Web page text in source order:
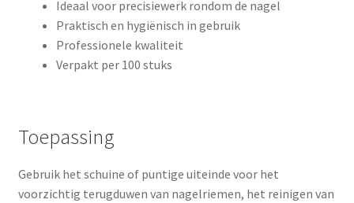
Ideaal voor precisiewerk rondom de nagel
Praktisch en hygiënisch in gebruik
Professionele kwaliteit
Verpakt per 100 stuks
Toepassing
Gebruik het schuine of puntige uiteinde voor het
voorzichtig terugduwen van nagelriemen, het reinigen van